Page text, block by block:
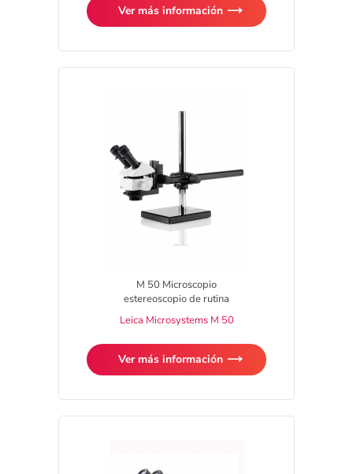
Ver más información
M 50 Microscopio
estereoscopio de rutina
Leica Microsystems M 50
Ver más información